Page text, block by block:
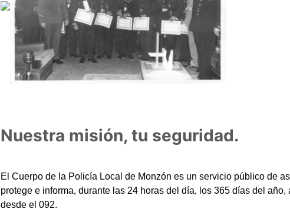
Nuestra misión, tu seguridad.
El Cuerpo de la Policía Local de Monzón es un servicio público de
protege e informa, durante las 24 horas del día, los 365 días del
desde el 092.